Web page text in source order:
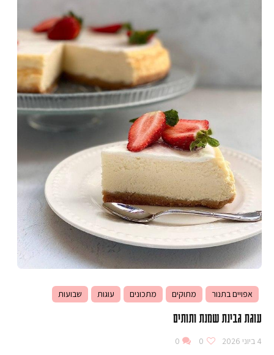
אפויים בתנור מתוקים מתכונים עוגות שבועות
עוגת גבינת שמנת ותותים
4 ביוני 2026 0
0